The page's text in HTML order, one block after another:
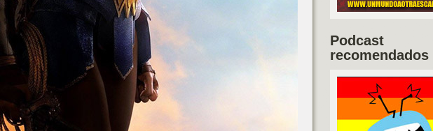
Podcast
recomendados